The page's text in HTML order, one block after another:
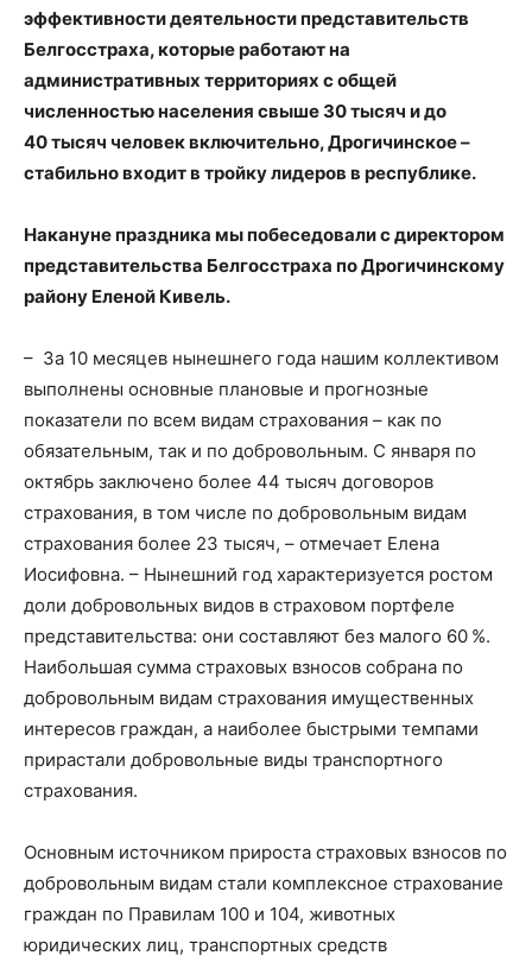
эффективности деятельности представительств
Белгосстраха, которые работают на
административных территориях с общей
численностью населения свыше 30 тысяч и до
40 тысяч человек включительно, Дрогичинское –
стабильно входит в тройку лидеров в республике.
Накануне праздника мы побеседовали с директором
представительства Белгосстраха по Дрогичинскому
району Еленой Кивель.
– За 10 месяцев нынешнего года нашим коллективом
выполнены основные плановые и прогнозные
показатели по всем видам страхования – как по
обязательным, так и по добровольным. С января по
октябрь заключено более 44 тысяч договоров
страхования, в том числе по добровольным видам
страхования более 23 тысяч, – отмечает Елена
Иосифовна. – Нынешний год характеризуется ростом
доли добровольных видов в страховом портфеле
представительства: они составляют без малого 60 %.
Наибольшая сумма страховых взносов собрана по
добровольным видам страхования имущественных
интересов граждан, а наиболее быстрыми темпами
прирастали добровольные виды транспортного
страхования.
Основным источником прироста страховых взносов по
добровольным видам стали комплексное страхование
граждан по Правилам 100 и 104, животных
юридических лиц, транспортных средств